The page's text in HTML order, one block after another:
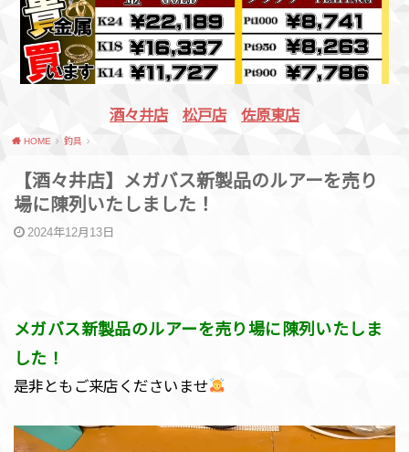
酒々井店 松戸店 佐原東店
HOME 釣具
【酒々井店】メガバス新製品のルアーを売り
場に陳列いたしました！
2024年12月13日
メガバス新製品のルアーを売り場に陳列いたしま
した！
是非ともご来店くださいませ